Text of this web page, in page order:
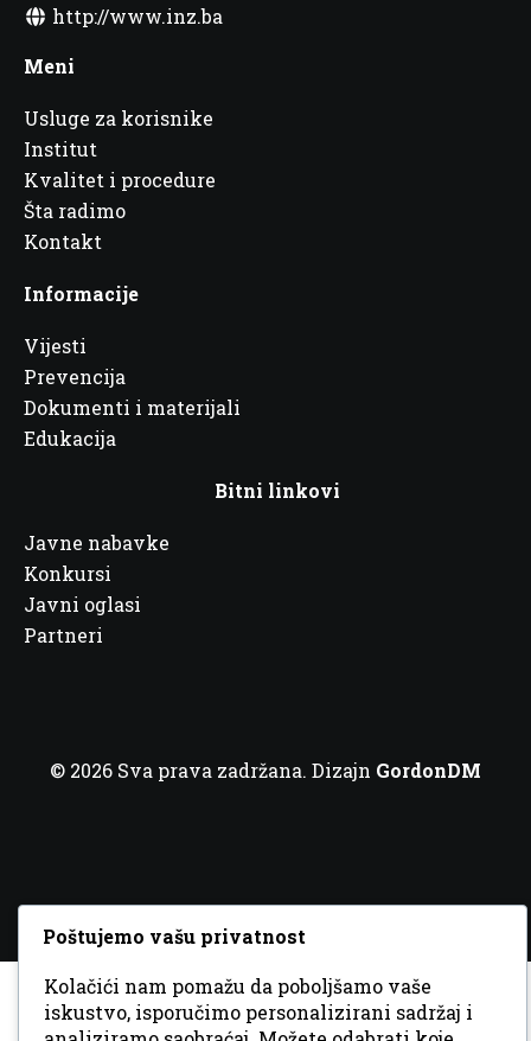
http://www.inz.ba
Meni
Usluge za korisnike
Institut
Kvalitet i procedure
Šta radimo
Kontakt
Informacije
Vijesti
Prevencija
Dokumenti i materijali
Edukacija
Bitni linkovi
Javne nabavke
Konkursi
Javni oglasi
Partneri
© 2026 Sva prava zadržana. Dizajn GordonDM
Poštujemo vašu privatnost
Kolačići nam pomažu da poboljšamo vaše
iskustvo, isporučimo personalizirani sadržaj i